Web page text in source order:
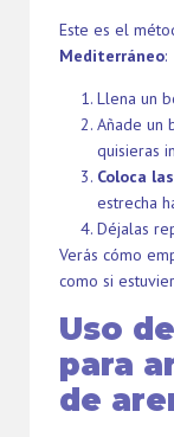
Este es el
Mediterráneo:
Llena un
Añade un
quisieras
Coloca
estrecha
Déjalas
Verás cómo
como si
Uso
para
de